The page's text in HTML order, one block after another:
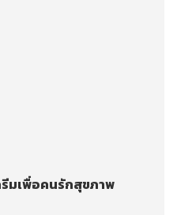
รีมเพื่อคนรักสุขภาพ